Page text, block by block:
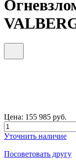
Цена: 155 985 руб.
Уточнить наличие
Посоветовать другу